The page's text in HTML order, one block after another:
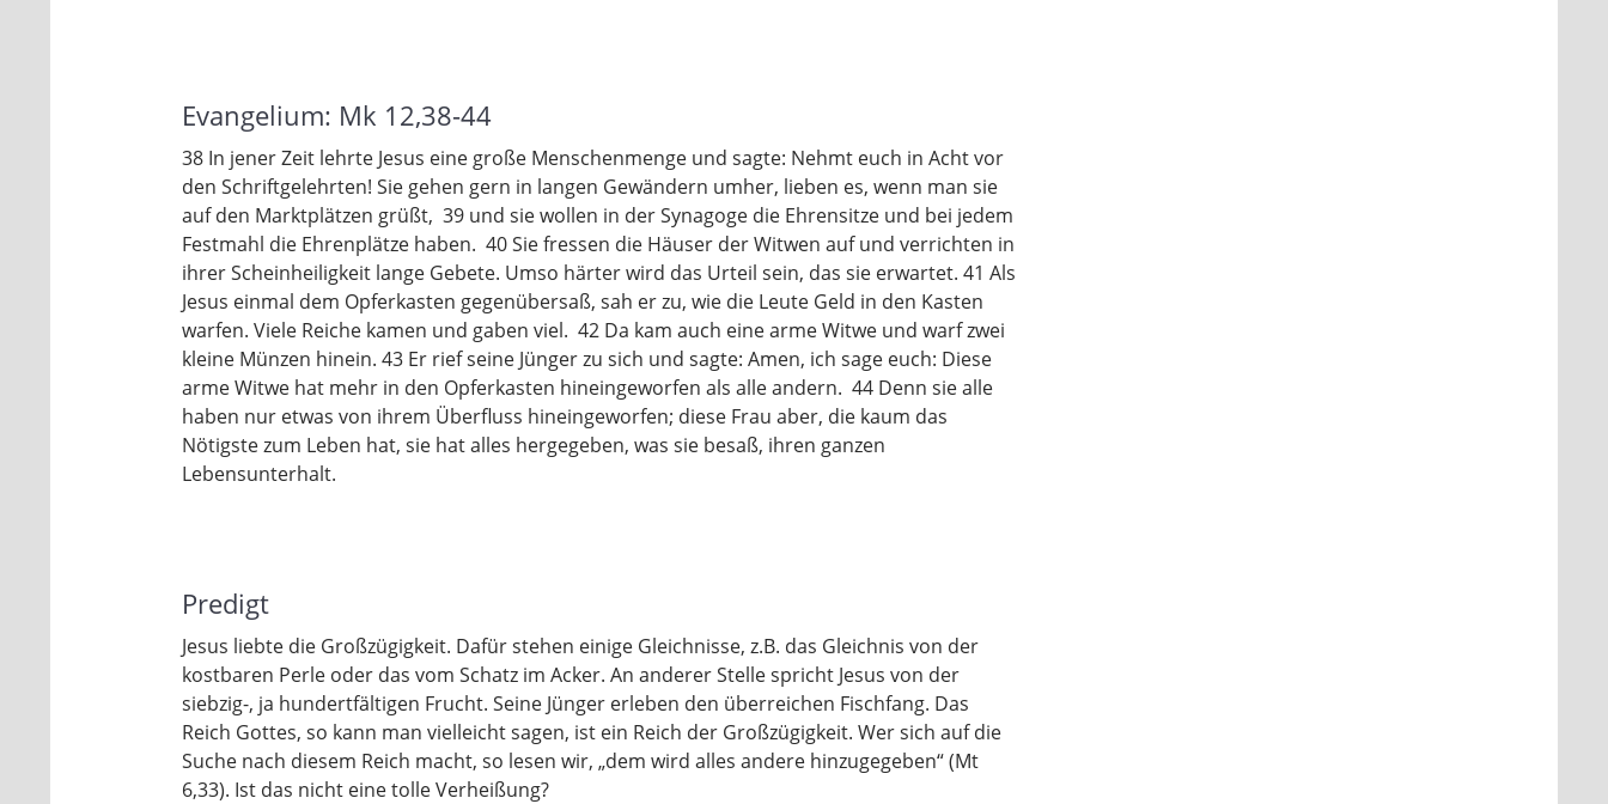
Evangelium: Mk 12,38-44
38 In jener Zeit lehrte Jesus eine große Menschenmenge und sagte: Nehmt euch in Acht vor
den Schriftgelehrten! Sie gehen gern in langen Gewändern umher, lieben es, wenn man sie
auf den Marktplätzen grüßt, 39 und sie wollen in der Synagoge die Ehrensitze und bei jedem
Festmahl die Ehrenplätze haben. 40 Sie fressen die Häuser der Witwen auf und verrichten in
ihrer Scheinheiligkeit lange Gebete. Umso härter wird das Urteil sein, das sie erwartet. 41 Als
Jesus einmal dem Opferkasten gegenübersaß, sah er zu, wie die Leute Geld in den Kasten
warfen. Viele Reiche kamen und gaben viel. 42 Da kam auch eine arme Witwe und warf zwei
kleine Münzen hinein. 43 Er rief seine Jünger zu sich und sagte: Amen, ich sage euch: Diese
arme Witwe hat mehr in den Opferkasten hineingeworfen als alle andern. 44 Denn sie alle
haben nur etwas von ihrem Überfluss hineingeworfen; diese Frau aber, die kaum das
Nötigste zum Leben hat, sie hat alles hergegeben, was sie besaß, ihren ganzen
Lebensunterhalt.
Predigt
Jesus liebte die Großzügigkeit. Da­für stehen einige Gleichnisse, z.B. das Gleichnis von der
kostbaren Perle oder das vom Schatz im Ac­ker. An anderer Stelle spricht Jesus von der
siebzig-, ja hundertfältigen Frucht. Seine Jünger erleben den überreichen Fisch­fang. Das
Reich Gottes, so kann man vielleicht sagen, ist ein Reich der Großzü­gigkeit. Wer sich auf die
Suche nach diesem Reich macht, so lesen wir, „dem wird alles andere hinzugegeben“ (Mt
6,33). Ist das nicht eine tolle Verheißung?